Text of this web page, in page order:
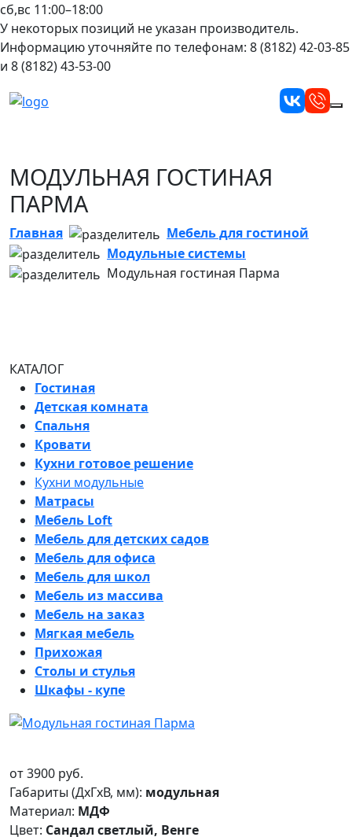
сб,вс 11:00–18:00
У некоторых позиций не указан производитель.
Информацию уточняйте по телефонам: 8 (8182) 42-03-85
и 8 (8182) 43-53-00
МОДУЛЬНАЯ ГОСТИНАЯ
ПАРМА
Главная
Мебель для гостиной
Модульные системы
Модульная гостиная Парма
КАТАЛОГ
Гостиная
Детская комната
Спальня
Кровати
Кухни готовое решение
Кухни модульные
Матрасы
Мебель Loft
Мебель для детских садов
Мебель для офиса
Мебель для школ
Мебель из массива
Мебель на заказ
Мягкая мебель
Прихожая
Столы и стулья
Шкафы - купе
от3900 руб.
Габариты (ДxГxВ, мм): модульная
Материал: МДФ
Цвет: Сандал светлый, Венге